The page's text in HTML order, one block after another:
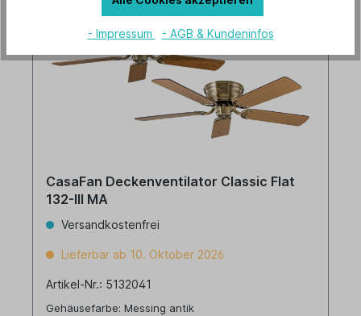
CasaFan Deckenventilator Classic Flat
132-III MA
Versandkostenfrei
Lieferbar ab 10. Oktober 2026
Artikel-Nr.: 5132041
Gehäusefarbe: Messing antik
- Impressum - AGB & Kundeninfos